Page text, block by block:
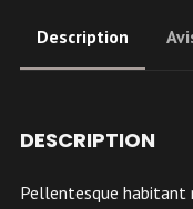
Description
DESCRIPTION
Pellentesque